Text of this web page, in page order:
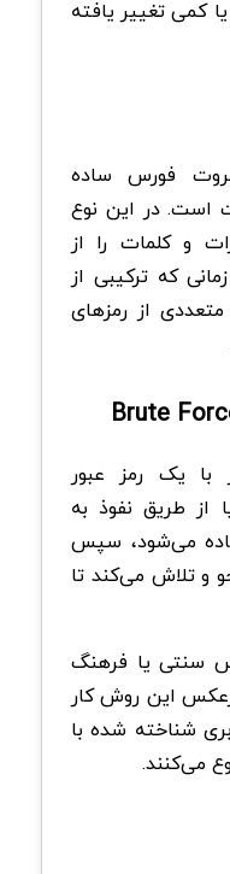
کمی تغییر یافته
فورس ساده
است. در این نوع
و کلمات را از
که ترکیبی از
از رمزهای
یک رمز عبور
از طریق نفوذ به
می‌شود، سپس
و تلاش می‌کند تا
سنتی یا فرهنگ
این روش کار
شناخته شده با
می‌کنند.